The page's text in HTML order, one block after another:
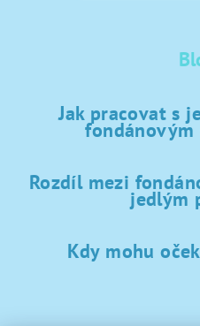
Jak pracovat s
fondánovým
Rozdíl mezi
jedlým
Kdy mohu